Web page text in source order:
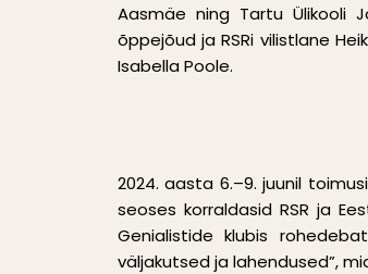
Aasmäe ning Tartu Ülikooli
õppejõud ja RSRi vilistlane
Isabella Poole.
2024. aasta 6.–9. juunil
seoses korraldasid RSR ja
Genialistide klubis
väljakutsed ja lahendused”,